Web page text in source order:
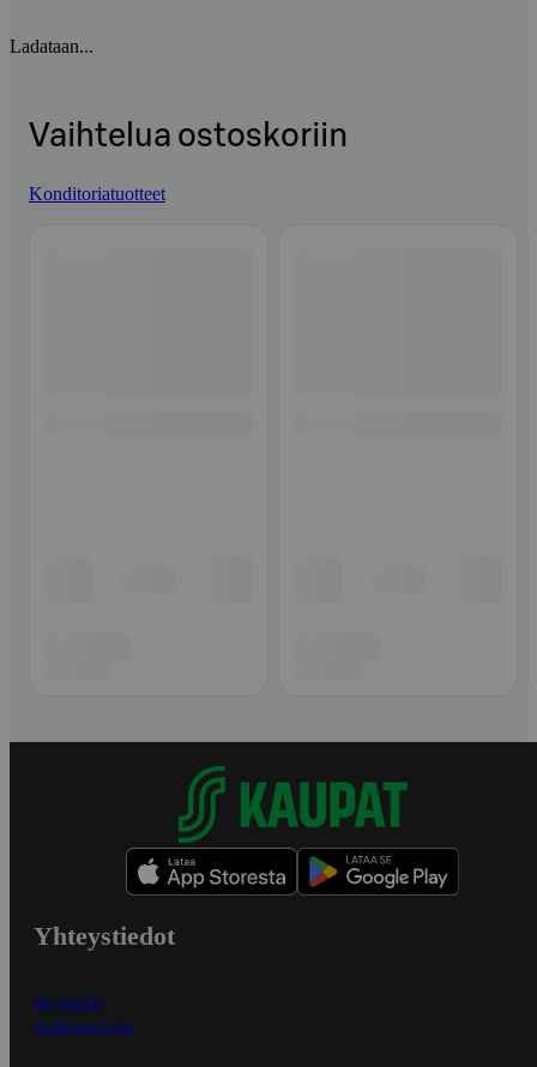
Ladataan...
Vaihtelua ostoskoriin
Konditoriatuotteet
Yhteystiedot
Myymälät
Asiakaspalvelu